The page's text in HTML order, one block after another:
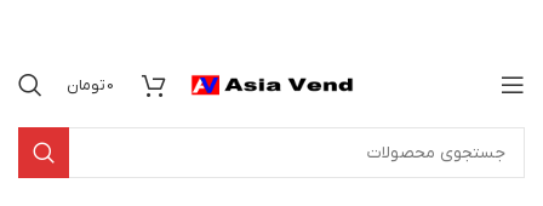
0تومان